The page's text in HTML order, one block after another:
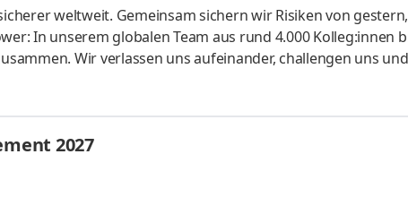
welt­weit. Gemein­sam sichern wir Risiken von
In unserem globalen Team aus rund 4.000 Kolleg:innen
Wir verlassen uns aufeinander, challengen uns und
konti­nuierlich weiter. Ob Modelle für
Arbeitgeber kennen und finde deinen Platz bei uns.
2027